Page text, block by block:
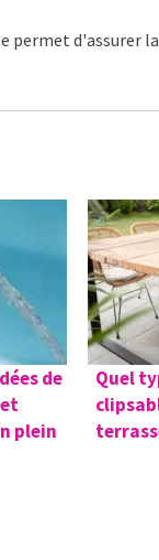
permet d'assurer
de
plein
Quel